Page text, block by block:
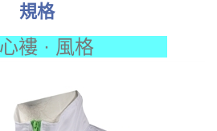
規格
· 風格